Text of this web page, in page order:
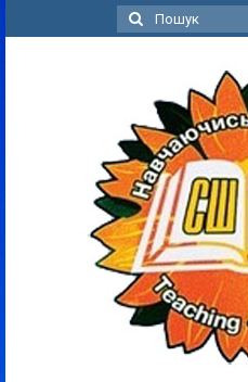
Пошук
для: